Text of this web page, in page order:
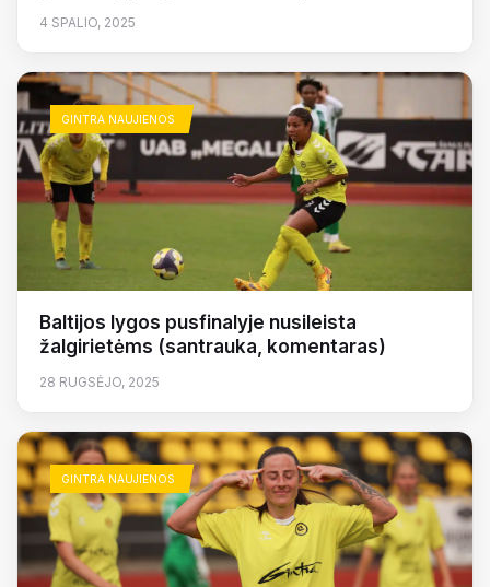
4 SPALIO, 2025
GINTRA NAUJIENOS
Baltijos lygos pusfinalyje nusileista
žalgirietėms (santrauka, komentaras)
28 RUGSĖJO, 2025
GINTRA NAUJIENOS